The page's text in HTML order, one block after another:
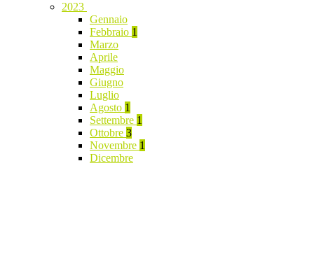
2023
Gennaio
Febbraio 1
Marzo
Aprile
Maggio
Giugno
Luglio
Agosto 1
Settembre 1
Ottobre 3
Novembre 1
Dicembre